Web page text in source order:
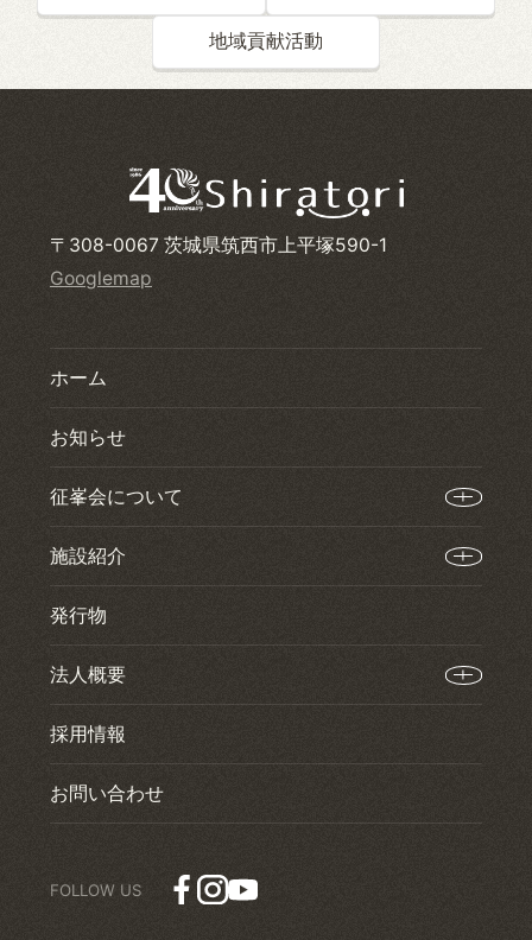
地域貢献活動
〒308-0067 茨城県筑西市上平塚590-1
Googlemap
ホーム
お知らせ
征峯会について
施設紹介
発行物
法人概要
採用情報
お問い合わせ